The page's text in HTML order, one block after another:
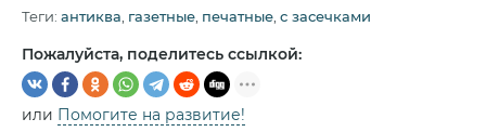
Теги: антиква газетные печатные с засечками
Пожалуйста, поделитесь ссылкой:
или Помогите на развитие!